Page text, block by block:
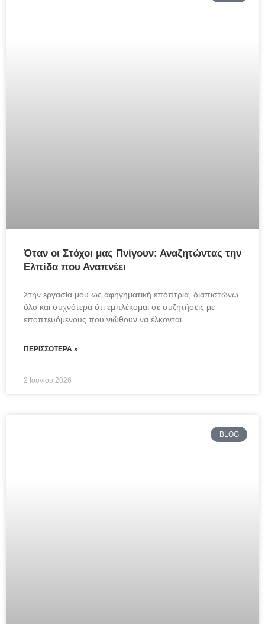
Όταν οι Στόχοι μας Πνίγουν: Αναζητώντας την
Ελπίδα που Αναπνέει
Στην εργασία μου ως αφηγηματική επόπτρια, διαπιστώνω
όλο και συχνότερα ότι εμπλέκομαι σε συζητήσεις με
εποπτευόμενους που νιώθουν να έλκονται
ΠΕΡΙΣΣΌΤΕΡΑ »
2 Ιουνίου 2026
BLOG